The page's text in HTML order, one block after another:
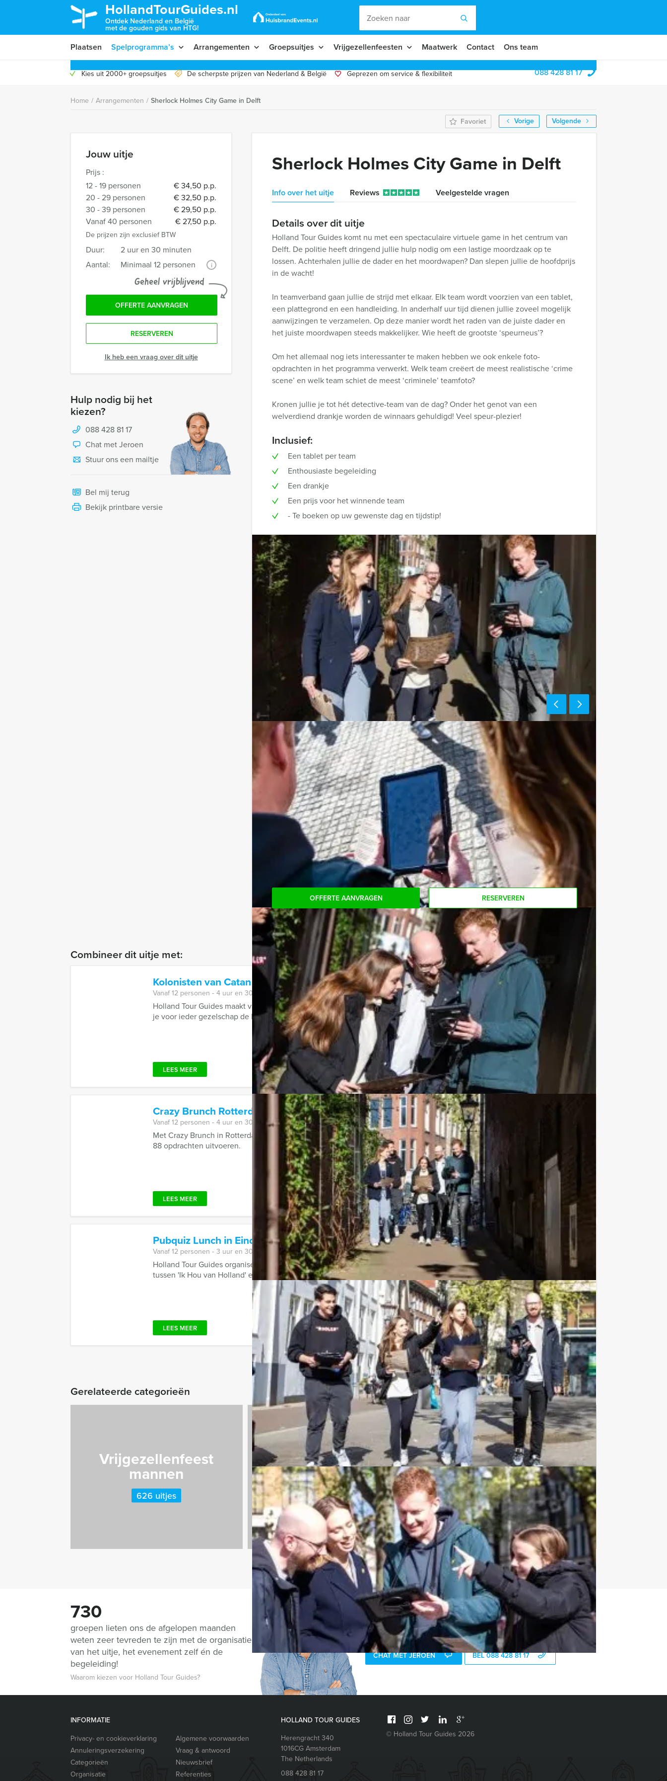
HollandTourGuides.nl
Ontdek Nederland en België
met de gouden gids van HTG!
Plaatsen Spelprogramma’s Arrangementen Groepsuitjes Vrijgezellenfeesten Maatwerk Contact Ons team
Kies uit 2000+ groepsuitjes De scherpste prijzen van Nederland & België Geprezen om service & flexibiliteit 088 428 81 17
Home / Arrangementen / Sherlock Holmes City Game in Delft
Vorige
Volgende
Favoriet
Jouw uitje
Prijs :
12 - 19 personen
€ 34,50 p.p.
20 - 29 personen
€ 32,50 p.p.
30 - 39 personen
€ 29,50 p.p.
Vanaf 40 personen
€ 27,50 p.p.
De prijzen zijn exclusief BTW
Duur:
2 uur en 30 minuten
Aantal:
Minimaal 12 personen i
Geheel vrijblijvend
OFFERTE AANVRAGEN
RESERVEREN
Ik heb een vraag over dit uitje
Hulp nodig bij het
kiezen?
088 428 81 17
Chat met Jeroen
Stuur ons een mailtje
Bel mij terug
Bekijk printbare versie
Sherlock Holmes City Game in Delft
Info over het uitje Reviews Veelgestelde vragen
Details over dit uitje
Holland Tour Guides komt nu met een spectaculaire virtuele game in het centrum van
Delft. De politie heeft dringend jullie hulp nodig om een lastige moordzaak op te
lossen. Achterhalen jullie de dader en het moordwapen? Dan slepen jullie de hoofdprijs
in de wacht!
In teamverband gaan jullie de strijd met elkaar. Elk team wordt voorzien van een tablet,
een plattegrond en een handleiding. In anderhalf uur tijd dienen jullie zoveel mogelijk
aanwijzingen te verzamelen. Op deze manier wordt het raden van de juiste dader en
het juiste moordwapen steeds makkelijker. Wie heeft de grootste ‘speurneus’?
Om het allemaal nog iets interessanter te maken hebben we ook enkele foto-
opdrachten in het programma verwerkt. Welk team creëert de meest realistische ‘crime
scene’ en welk team schiet de meest ‘criminele’ teamfoto?
Kronen jullie je tot hét detective-team van de dag? Onder het genot van een
welverdiend drankje worden de winnaars gehuldigd! Veel speur-plezier!
Inclusief:
Een tablet per team
Enthousiaste begeleiding
Een drankje
Een prijs voor het winnende team
- Te boeken op uw gewenste dag en tijdstip!
Tip:
Uiteraard is dit uitje uitstekend te combineren met een heerlijke lunch vooraf of een
uitgebreid diner na afloop. U kunt dit spel ook combineren met andere
spelevenementen. Informeer naar de mogelijkheden!
Komt u niet aan het minimale aantal deelnemers voor dit arrangement? Als u bereid
bent voor het minimale aantal te betalen, kunt u ook gewoon voor minder personen
OFFERTE AANVRAGEN RESERVEREN
Combineer dit uitje met:
Kolonisten van Catan Lunch Tilburg
Vanaf € 62,50 p.p. excl. BTW
Vanaf 12 personen ‐ 4 uur en 30 minuten
Holland Tour Guides maakt van de leukste bordspellen nu City Games die buiten gespeeld kunnen worden! Bij ons reserveer
je voor ieder gezelschap de Kolonisten van Catan ...
LEES MEER
Crazy Brunch Rotterdam Vanaf€ 52,50
Vanaf 12 personen ‐ 4 uur en 30 minuten
Met Crazy Brunch in Rotterdam gaat u met Holland Tour Guides op drie locaties lekker eten en tussendoor hilarische Crazy
88 opdrachten uitvoeren.
LEES MEER Favoriet
Pubquiz Lunch in Eindhoven Vanaf € 54,50 p.p. excl. BTW
Vanaf 12 personen ‐ 3 uur en 30 minuten
Holland Tour Guides organiseert de gezelligste quiz van Nederland en België! Zeg maar gerust een unieke combinatie
tussen 'Ik Hou van Holland' en 'Dit was het Nieuws' ...
LEES MEER Favoriet
Gerelateerde categorieën
Vrijgezellenfeest
mannen
626 uitjes
Spelprogramma's
1688 uitjes
Teambuilding
2167 uitjes
730
groepen lieten ons de afgelopen maanden
weten zeer tevreden te zijn met de organisatie
van het uitje, het evenement zelf én de
begeleiding!
Waarom kiezen voor Holland Tour Guides?
Vragen over dit uitje?
CHAT MET JEROEN BEL 088 428 81 17
INFORMATIE
Privacy- en cookieverklaring
Algemene voorwaarden
Annuleringsverzekering
Vraag & antwoord
Categorieën
Nieuwsbrief
Organisatie
Referenties
HOLLAND TOUR GUIDES
Herengracht 340
1016CG Amsterdam
The Netherlands
088 428 81 17
© Holland Tour Guides 2026